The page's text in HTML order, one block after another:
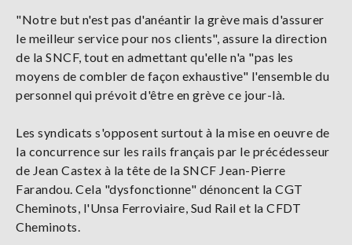
"Notre but n'est pas d'anéantir la grève mais d'assurer
le meilleur service pour nos clients", assure la direction
de la SNCF, tout en admettant qu'elle n'a "pas les
moyens de combler de façon exhaustive" l'ensemble du
personnel qui prévoit d'être en grève ce jour-là.
Les syndicats s'opposent surtout à la mise en oeuvre de
la concurrence sur les rails français par le précédesseur
de Jean Castex à la tête de la SNCF Jean-Pierre
Farandou. Cela "dysfonctionne" dénoncent la CGT
Cheminots, l'Unsa Ferroviaire, Sud Rail et la CFDT
Cheminots.